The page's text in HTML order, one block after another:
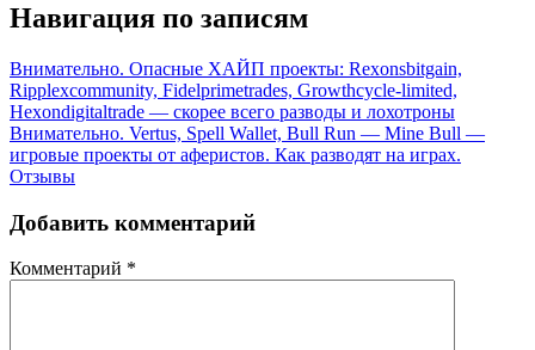
Навигация по записям
Внимательно. Опасные ХАЙП проекты: Rexonsbitgain,
Ripplexcommunity, Fidelprimetrades, Growthcycle-limited,
Hexondigitaltrade — скорее всего разводы и лохотроны
Внимательно. Vertus, Spell Wallet, Bull Run — Mine Bull —
игровые проекты от аферистов. Как разводят на играх.
Отзывы
Добавить комментарий
Комментарий *